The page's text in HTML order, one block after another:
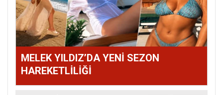
MELEK YILDIZ’DA YENİ SEZON
HAREKETLİLİĞİ